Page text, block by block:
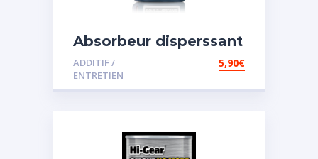
Absorbeur disperssant
d’eau pour carburant
ADDITIF /
ENTRETIEN
5,90€